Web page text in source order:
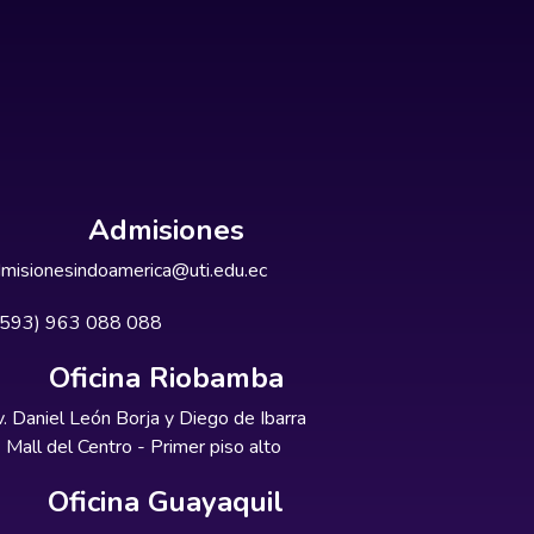
Admisiones
963 088 088
Oficina Riobamba
Daniel León Borja y Diego de Ibarra
Mall del Centro - Primer piso alto
Oficina Guayaquil